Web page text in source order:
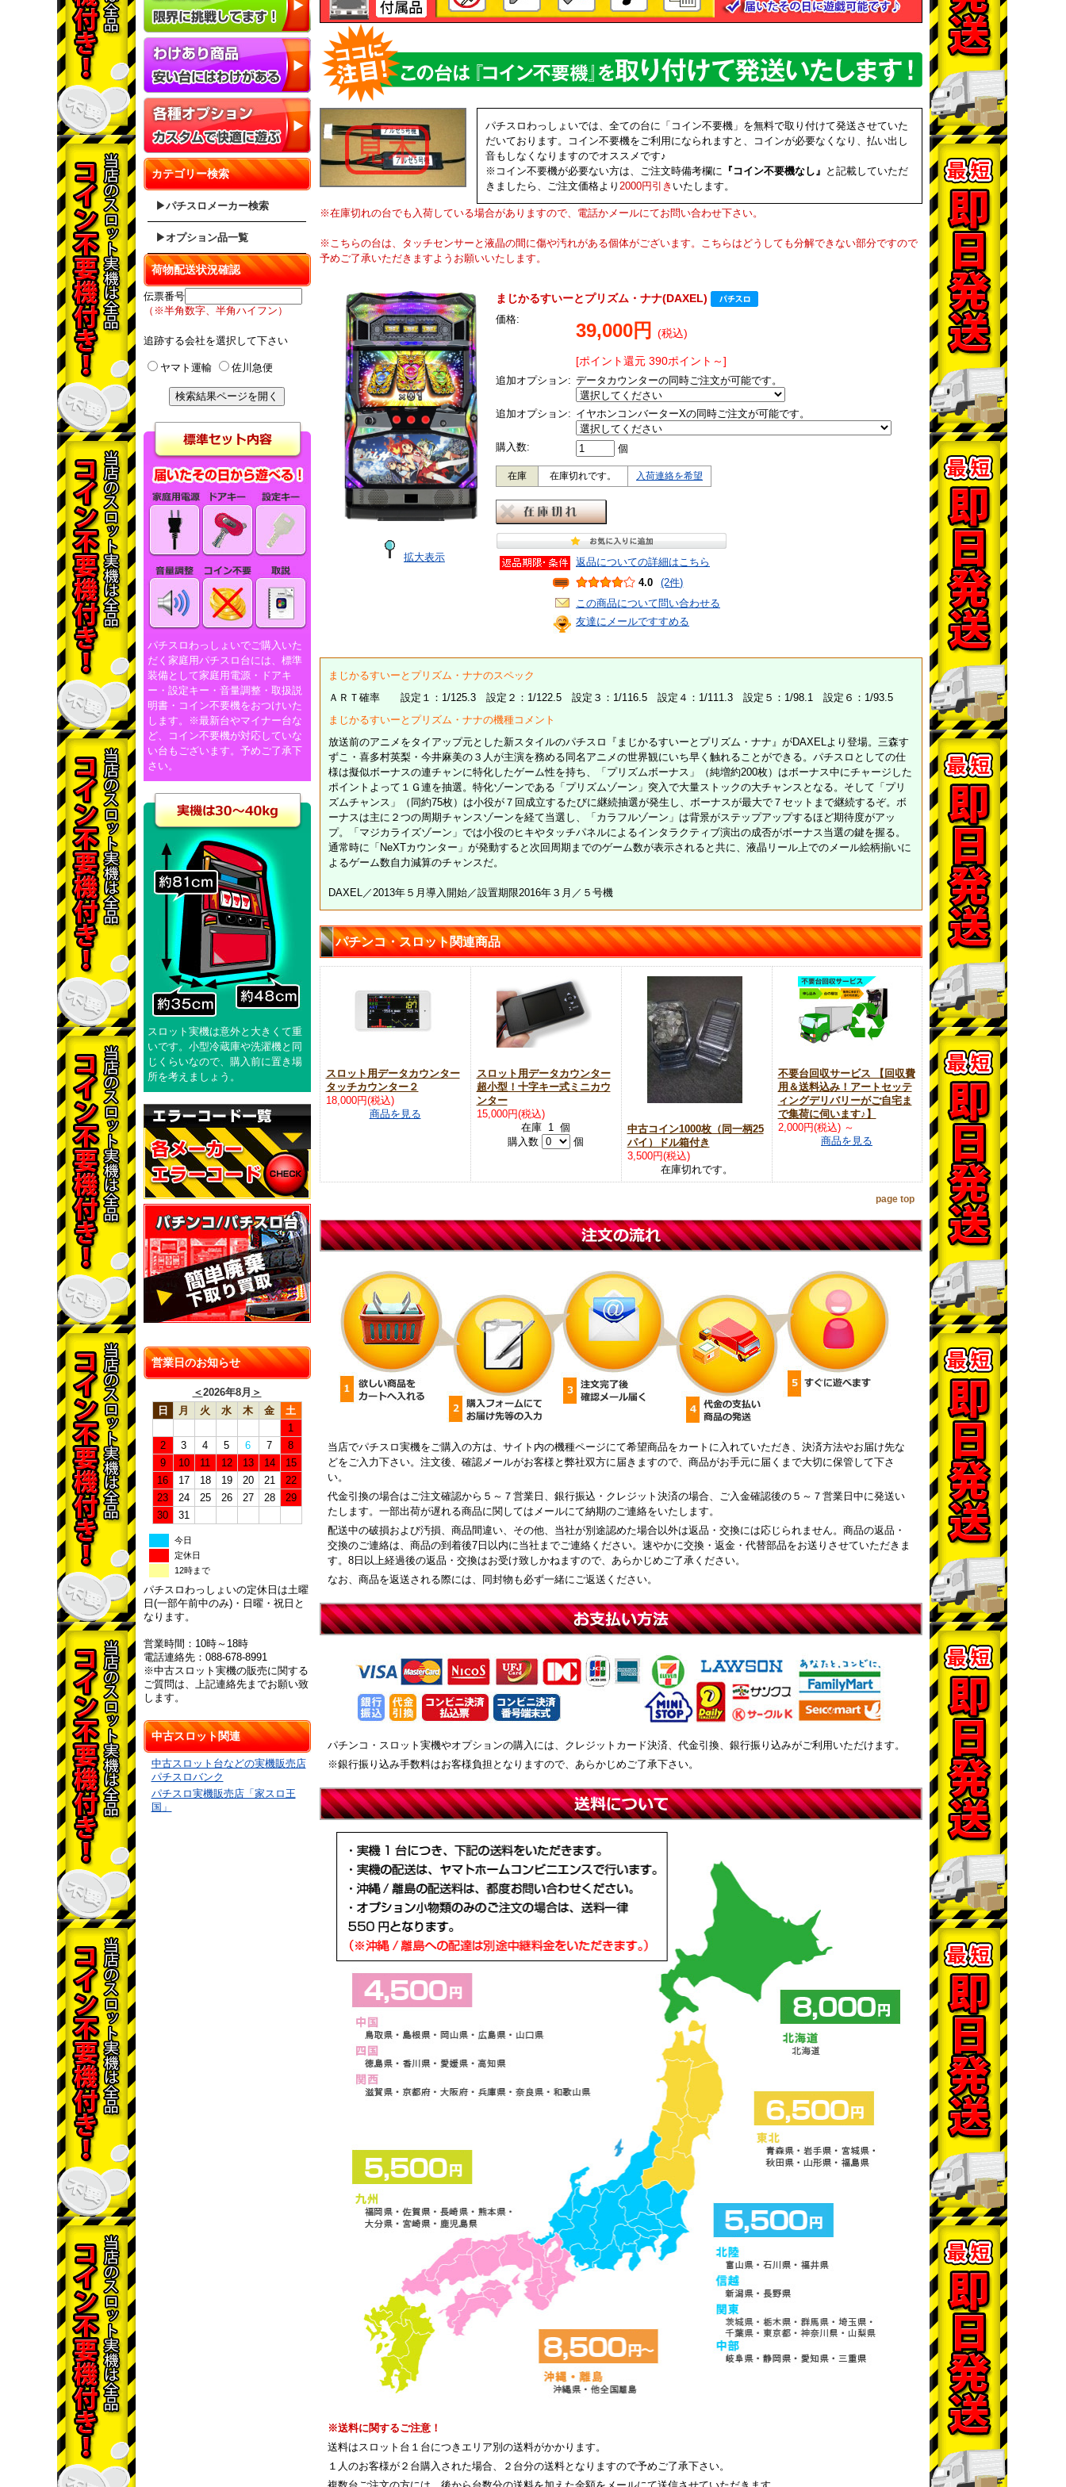
カテゴリー検索
▶パチスロメーカー検索
▶オプション品一覧
荷物配送状況確認
伝票番号
（※半角数字、半角ハイフン）
追跡する会社を選択して下さい
ヤマト運輸 佐川急便
パチスロわっしょいでご購入いた
だく家庭用パチスロ台には、標準
装備として家庭用電源・ドアキ
ー・設定キー・音量調整・取扱説
明書・コイン不要機をおつけいた
します。※最新台やマイナー台な
ど、コイン不要機が対応していな
い台もございます。予めご了承下
さい。
スロット実機は意外と大きくて重
いです。小型冷蔵庫や洗濯機と同
じくらいなので、購入前に置き場
所を考えましょう。
営業日のお知らせ
＜2026年8月 ＞
日
月 火 水 木 金
土
1
2
3 4 5 6 7
8
9
10 11 12 13 14
15
16
17 18 19 20 21
22
23
24 25 26 27 28
29
30
31
今日
定休日
12時まで
パチスロわっしょいの定休日は土曜
日(一部午前中のみ)・日曜・祝日と
なります。
営業時間：10時～18時
電話連絡先：088-678-8991
※中古スロット実機の販売に関する
ご質問は、上記連絡先までお願い致
します。
中古スロット関連
中古スロット台などの実機販売店
パチスロバンク
パチスロ実機販売店「家スロ王
国」
パチスロわっしょいでは、全ての台に「コイン不要機」を無料で取り付けて発送させていた
だいております。コイン不要機をご利用になられますと、コインが必要なくなり、払い出し
音もしなくなりますのでオススメです♪
※コイン不要機が必要ない方は、ご注文時備考欄に 『コイン不要機なし』 と記載していただ
きましたら、ご注文価格より 2000円引き いたします。
※在庫切れの台でも入荷している場合がありますので、電話かメールにてお問い合わせ下さい。
※こちらの台は、タッチセンサーと液晶の間に傷や汚れがある個体がございます。こちらはどうしても分解できない部分ですので
予めご了承いただきますようお願いいたします。
拡大表示
まじかるすいーとプリズム・ナナ(DAXEL)
価格:
39,000円 (税込)
[ポイント還元 390ポイント～]
追加オプション: データカウンターの同時ご注文が可能です。
追加オプション: イヤホンコンバーターXの同時ご注文が可能です。
購入数: 個
在庫 在庫切れです。 入荷連絡を希望
返品についての詳細はこちら
4.0
(2件)
この商品について問い合わせる
友達にメールですすめる
まじかるすいーとプリズム・ナナのスペック
ＡＲＴ確率 設定１：1/125.3 設定２：1/122.5 設定３：1/116.5 設定４：1/111.3 設定５：1/98.1 設定６：1/93.5
まじかるすいーとプリズム・ナナの機種コメント
放送前のアニメをタイアップ元とした新スタイルのパチスロ『まじかるすいーとプリズム・ナナ』がDAXELより登場。三森す
ずこ・喜多村英梨・今井麻美の３人が主演を務める同名アニメの世界観にいち早く触れることができる。パチスロとしての仕
様は擬似ボーナスの連チャンに特化したゲーム性を持ち、「プリズムボーナス」（純増約200枚）はボーナス中にチャージした
ポイントよって１Ｇ連を抽選。特化ゾーンである「プリズムゾーン」突入で大量ストックの大チャンスとなる。そして「プリ
ズムチャンス」（同約75枚）は小役が７回成立するたびに継続抽選が発生し、ボーナスが最大で７セットまで継続するぞ。ボ
ーナスは主に２つの周期チャンスゾーンを経て当選し、「カラフルゾーン」は背景がステップアップするほど期待度がアッ
プ。「マジカライズゾーン」では小役のヒキやタッチパネルによるインタラクティブ演出の成否がボーナス当選の鍵を握る。
通常時に「NeXTカウンター」が発動すると次回周期までのゲーム数が表示されると共に、液晶リール上でのメール絵柄揃いに
よるゲーム数自力減算のチャンスだ。
DAXEL／2013年５月導入開始／設置期限2016年３月／５号機
パチンコ・スロット関連商品
スロット用データカウンター
タッチカウンター２
18,000円(税込)
商品を見る
スロット用データカウンター
超小型！十字キー式ミニカウ
ンター
15,000円(税込)
在庫 1 個
購入数
個
中古コイン1000枚（同一柄25
パイ）ドル箱付き
3,500円(税込)
在庫切れです。
不要台回収サービス 【回収費
用＆送料込み！アートセッテ
ィングデリバリーがご自宅ま
で集荷に伺います♪】
2,000円(税込) ～
商品を見る
page top
当店でパチスロ実機をご購入の方は、サイト内の機種ページにて希望商品をカートに入れていただき、決済方法やお届け先な
どをご入力下さい。注文後、確認メールがお客様と弊社双方に届きますので、商品がお手元に届くまで大切に保管して下さ
い。
代金引換の場合はご注文確認から５～７営業日、銀行振込・クレジット決済の場合、ご入金確認後の５～７営業日中に発送い
たします。一部出荷が遅れる商品に関してはメールにて納期のご連絡をいたします。
配送中の破損および汚損、商品間違い、その他、当社が別途認めた場合以外は返品・交換には応じられません。商品の返品・
交換のご連絡は、商品の到着後7日以内に当社までご連絡ください。速やかに交換・返金・代替部品をお送りさせていただきま
す。8日以上経過後の返品・交換はお受け致しかねますので、あらかじめご了承ください。
なお、商品を返送される際には、同封物も必ず一緒にご返送ください。
パチンコ・スロット実機やオプションの購入には、クレジットカード決済、代金引換、銀行振り込みがご利用いただけます。
※銀行振り込み手数料はお客様負担となりますので、あらかじめご了承下さい。
※送料に関するご注意！
送料はスロット台１台につきエリア別の送料がかかります。
１人のお客様が２台購入された場合、２台分の送料となりますので予めご了承下さい。